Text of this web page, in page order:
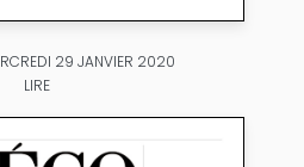
29 JANVIER 2020
LIRE